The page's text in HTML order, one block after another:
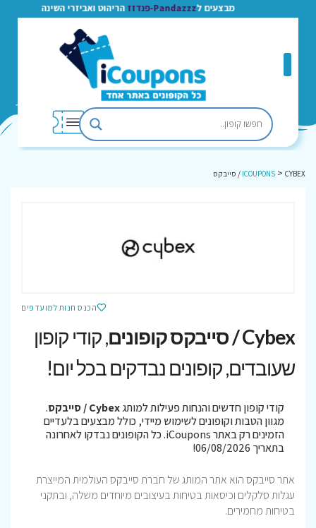
מבצעים לPandazzz-פנדזז הריהוט ואביזרי השינה
ICOUPONS > CYBEX / סייבקס
הכנס חנות למועדפים
Cybex / סייבקס קופונים
, קודי קופון
שעובדים, קופונים נבדקים בכל יום!
קודי קופון חדשים והנחות פעילות למותגCybex / סייבקס
.
מגוון הטבות וקופונים לשימוש מיידי, כולל מבצעים בלעדיים
הזמינים רק באתר iCoupons. כל הקופונים נבדקו לאחרונה
בתאריך 06/08/2026!
אתר סייבקס הוא אתר המותג של חברת סייבקס העולמית המייצרת
עגלות סלקלים וכיסאות בטיחות בעיצובים מיוחדים משלה, ובתקני
בטיחות מחמירים.